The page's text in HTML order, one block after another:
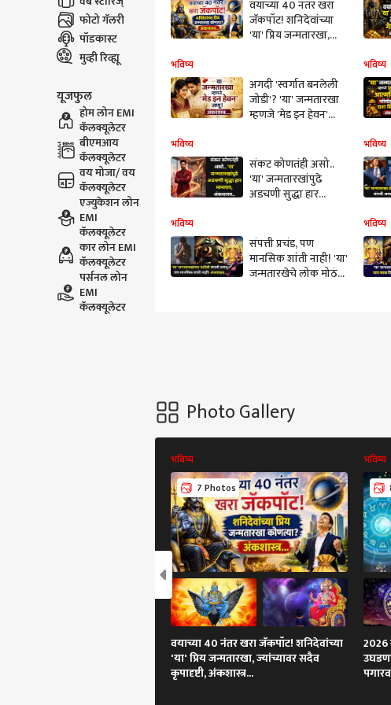
फोटो गॅलरी
पॉडकास्ट
मुव्ही रिव्ह्यू
यूजफुल
होम लोन EMI
कॅलक्यूलेटर
बीएमआय
कॅलक्यूलेटर
वय मोजा/ वय
कॅलक्यूलेटर
एज्युकेशन लोन
EMI
कॅलक्यूलेटर
कार लोन EMI
कॅलक्यूलेटर
पर्सनल लोन
EMI
कॅलक्यूलेटर
वयाच्या 40 नंतर खरा
जॅकपॉट! शनिदेवांच्या
'या' प्रिय जन्मतारखा,
भविष्य
अगदी 'स्वर्गात बनलेली
जोडी'? 'या' जन्मतारखा
म्हणजे 'मेड इन हेवन'
अंकशास्त्र सांगते...
भविष्य
भविष्य
संकट कोणतंही असो..
'या' जन्मतारखांपुढे
अडचणी सुद्धा हार
उपाय, अंकशास्त्रात
म्हटलंय...
भविष्य
भविष्य
संपत्ती प्रचंड, पण
मानसिक शांती नाही! 'या'
जन्मतारखेचे लोक मोठं
भविष्य
Photo Gallery
भविष्य
7 Photos
वयाच्या 40 नंतर खरा जॅकपॉट! शनिदेवांच्या
'या' प्रिय जन्मतारखा, ज्यांच्यावर सदैव
कृपादृष्टी, अंकशास्त्र...
भविष्य
2026